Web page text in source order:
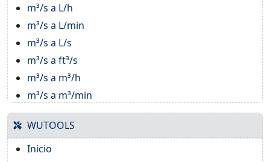
m³/s a L/h
m³/s a L/min
m³/s a L/s
m³/s a ft³/s
m³/s a m³/h
m³/s a m³/min
WUTOOLS
Inicio